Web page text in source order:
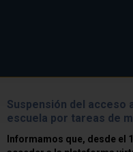
Suspensión del acceso
escuela por tareas de
Informamos que, desde el